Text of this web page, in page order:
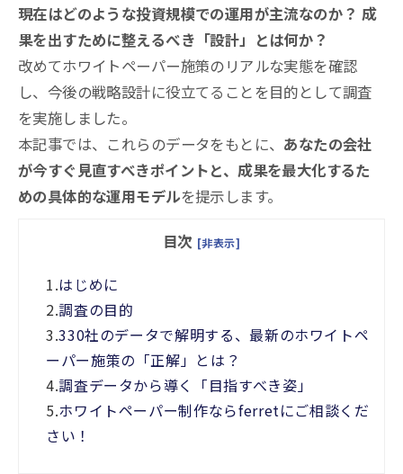
現在はどのような投資規模での運用が主流なのか？ 成
果を出すために整えるべき「設計」とは何か？
改めてホワイトペーパー施策のリアルな実態を確認
し、今後の戦略設計に役立てることを目的として調査
を実施しました。
本記事では、これらのデータをもとに、 あなたの会社
が今すぐ見直すべきポイントと、成果を最大化するた
めの具体的な運用モデルを提示します。
目次 [非表示]
1.はじめに
2.調査の目的
3.330社のデータで解明する、最新のホワイトペ
ーパー施策の「正解」とは？
4.調査データから導く「目指すべき姿」
5.ホワイトペーパー制作ならferretにご相談くだ
さい！